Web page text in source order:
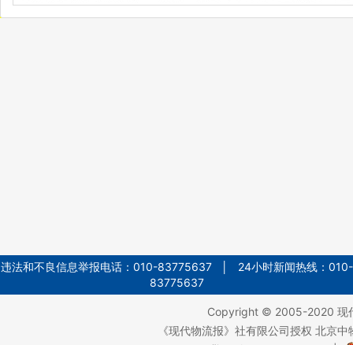
违法和不良信息举报电话：010-83775637 │ 24小时新闻热线：010-
83775637
Copyright © 2005-2020 现
《现代物流报》社有限公司授权 北京